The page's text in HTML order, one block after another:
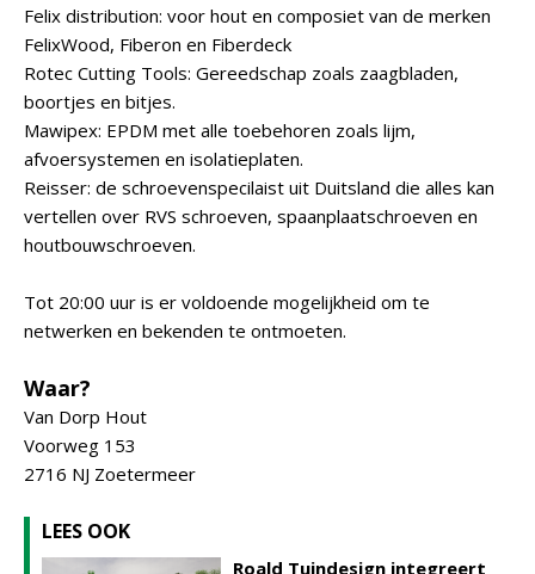
Felix distribution: voor hout en composiet van de merken
FelixWood, Fiberon en Fiberdeck
Rotec Cutting Tools: Gereedschap zoals zaagbladen,
boortjes en bitjes.
Mawipex: EPDM met alle toebehoren zoals lijm,
afvoersystemen en isolatieplaten.
Reisser: de schroevenspecilaist uit Duitsland die alles kan
vertellen over RVS schroeven, spaanplaatschroeven en
houtbouwschroeven.
Tot 20:00 uur is er voldoende mogelijkheid om te
netwerken en bekenden te ontmoeten.
Waar?
Van Dorp Hout
Voorweg 153
2716 NJ Zoetermeer
LEES OOK
Roald Tuindesign integreert